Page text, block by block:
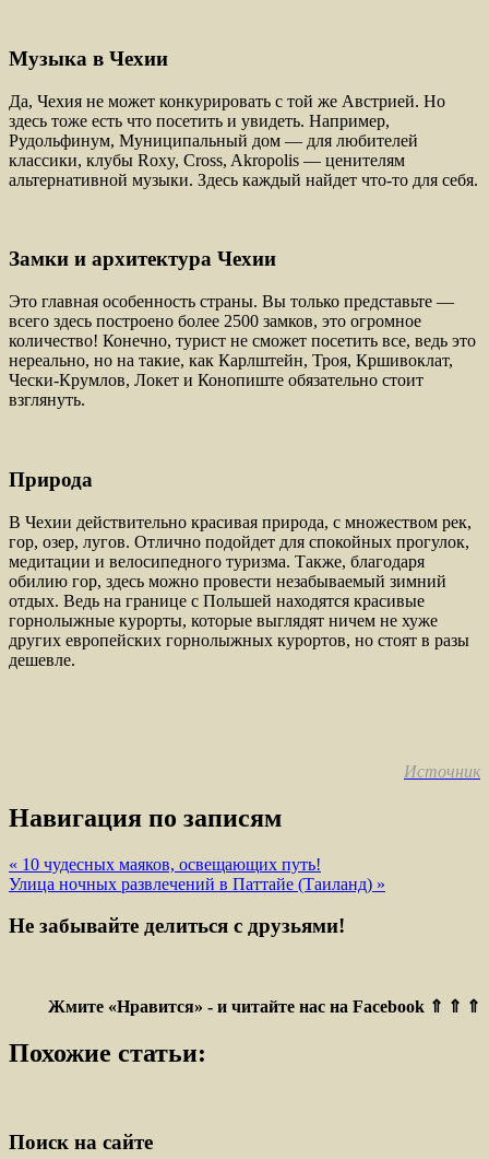
Музыка в Чехии
Да, Чехия не может конкурировать с той же Австрией. Но
здесь тоже есть что посетить и увидеть. Например,
Рудольфинум, Муниципальный дом — для любителей
классики, клубы Roxy, Cross, Akropolis — ценителям
альтернативной музыки. Здесь каждый найдет что-то для себя.
Замки и архитектура Чехии
Это главная особенность страны. Вы только представьте —
всего здесь построено более 2500 замков, это огромное
количество! Конечно, турист не сможет посетить все, ведь это
нереально, но на такие, как Карлштейн, Троя, Кршивоклат,
Чески-Крумлов, Локет и Конопиште обязательно стоит
взглянуть.
Природа
В Чехии действительно красивая природа, с множеством рек,
гор, озер, лугов. Отлично подойдет для спокойных прогулок,
медитации и велосипедного туризма. Также, благодаря
обилию гор, здесь можно провести незабываемый зимний
отдых. Ведь на границе с Польшей находятся красивые
горнолыжные курорты, которые выглядят ничем не хуже
других европейских горнолыжных курортов, но стоят в разы
дешевле.
Источник
Навигация по записям
« 10 чудесных маяков, освещающих путь!
Улица ночных развлечений в Паттайе (Таиланд) »
Не забывайте делиться с друзьями!
Жмите «Нравится» - и читайте нас на Facebook ⇑ ⇑ ⇑
Похожие статьи:
Поиск на сайте